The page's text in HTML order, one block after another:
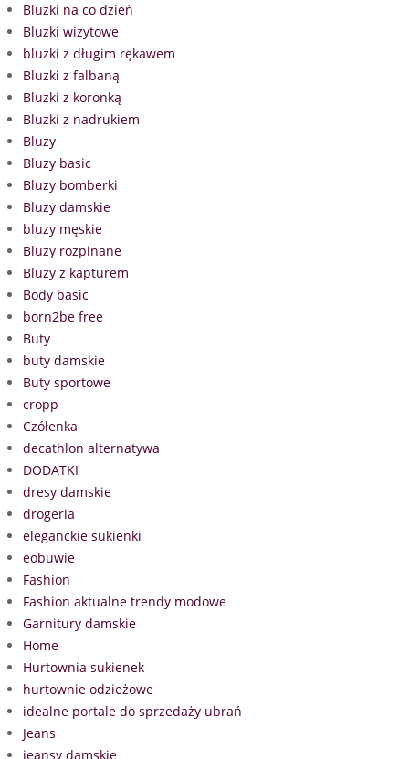
Bluzki na co dzień
Bluzki wizytowe
bluzki z długim rękawem
Bluzki z falbaną
Bluzki z koronką
Bluzki z nadrukiem
Bluzy
Bluzy basic
Bluzy bomberki
Bluzy damskie
bluzy męskie
Bluzy rozpinane
Bluzy z kapturem
Body basic
born2be free
Buty
buty damskie
Buty sportowe
cropp
Czółenka
decathlon alternatywa
DODATKI
dresy damskie
drogeria
eleganckie sukienki
eobuwie
Fashion
Fashion aktualne trendy modowe
Garnitury damskie
Home
Hurtownia sukienek
hurtownie odzieżowe
idealne portale do sprzedaży ubrań
Jeans
jeansy damskie